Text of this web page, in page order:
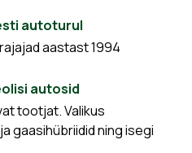
autoturul
aastast 1994
autosid
tootjat. Valikus
gaasihübriidid ning isegi